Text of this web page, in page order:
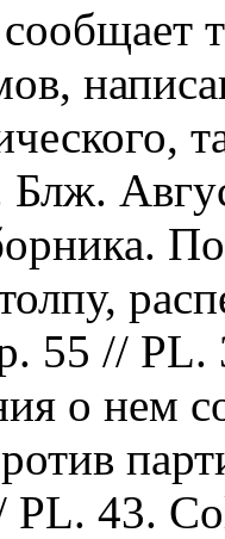
Блж.
55 //
о нем
PL. 43.